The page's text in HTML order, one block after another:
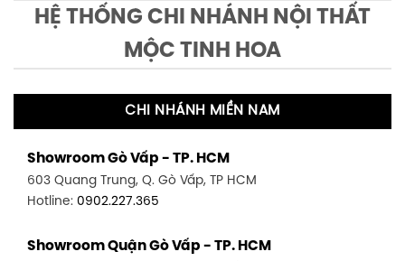
HỆ THỐNG CHI NHÁNH NỘI THẤT
MỘC TINH HOA
CHI NHÁNH MIỀN NAM
Showroom Gò Vấp - TP. HCM
603 Quang Trung, Q. Gò Vấp, TP HCM
Hotline: 0902.227.365
Showroom Quận Gò Vấp - TP. HCM